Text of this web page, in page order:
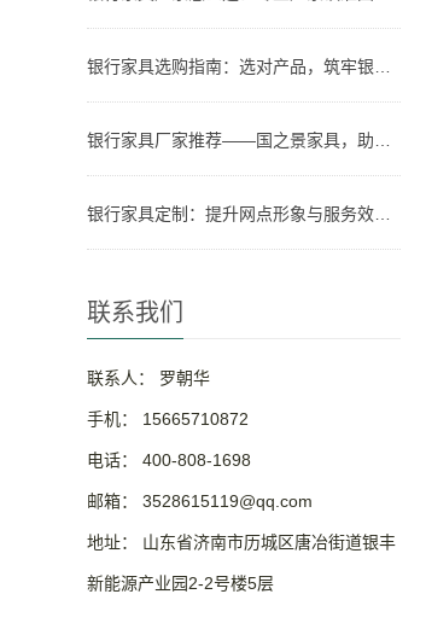
联系我们
联系人： 罗朝华
手机： 15665710872
电话： 400-808-1698
邮箱： 3528615119@qq.com
地址： 山东省济南市历城区唐冶街道银丰
新能源产业园2-2号楼5层